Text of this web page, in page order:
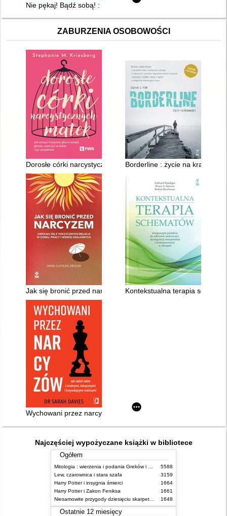
Nie pękaj! Bądź sobą! : powiedz stop presji rówieśników
ZABURZENIA OSOBOWOŚCI
Dorosłe córki narcystycznych matek : jak uciszyć krytyczny
Borderline : życie na krawędzi
Jak się bronić przed narcyzem : uwolnij się z toksycznych
Kontekstualna terapia
Wychowani przez narcyzów
Najczęściej wypożyczane książki w bibliotece
Ogółem
5588
Lew, czarownica i stara szafa
3159
Harry Potter i insygnia śmierci
1664
Harry Potter i Zakon Feniksa
1661
1648
Ostatnie 12 miesięcy